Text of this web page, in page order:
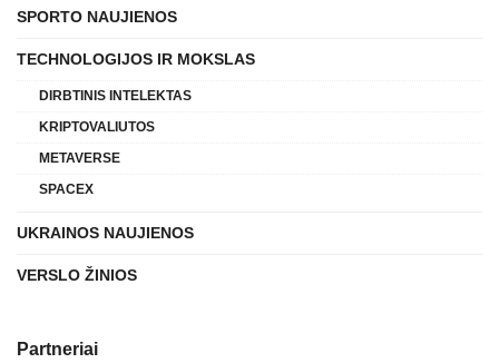
SPORTO NAUJIENOS
TECHNOLOGIJOS IR MOKSLAS
DIRBTINIS INTELEKTAS
KRIPTOVALIUTOS
METAVERSE
SPACEX
UKRAINOS NAUJIENOS
VERSLO ŽINIOS
Partneriai